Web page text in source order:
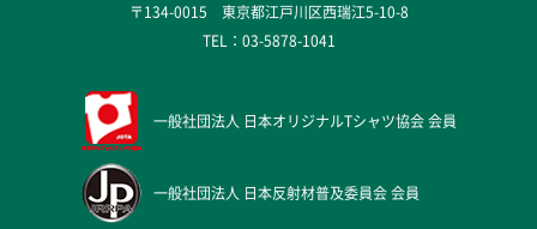
〒134-0015 東京都江戸川区西瑞江5-10-8
TEL： 03-5878-1041
一般社団法人 日本オリジナルTシャツ協会 会員
一般社団法人 日本反射材普及委員会 会員